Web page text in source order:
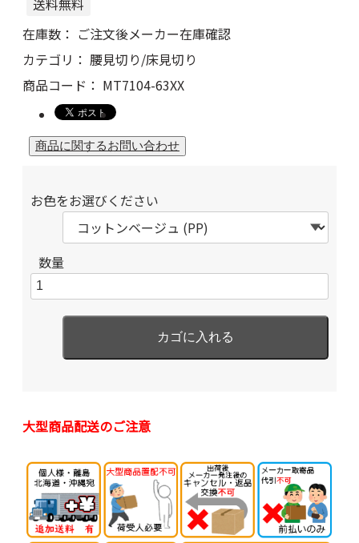
送料無料
在庫数： ご注文後メーカー在庫確認
カテゴリ： 腰見切り/床見切り
商品コード： MT7104-63XX
お色をお選びください
数量
大型商品配送のご注意